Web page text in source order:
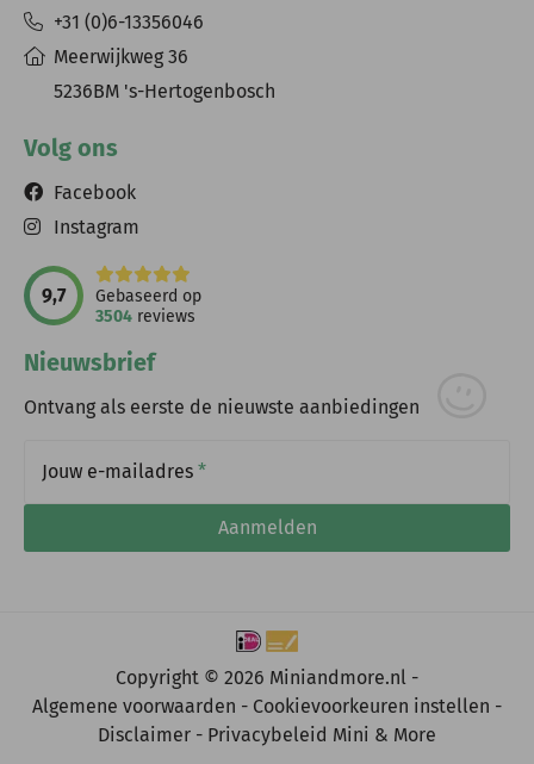
+31 (0)6-13356046
Meerwijkweg 36
5236BM 's-Hertogenbosch
Volg ons
Facebook
Instagram
9,7
Gebaseerd op
3504 reviews
Nieuwsbrief
Ontvang als eerste de nieuwste aanbiedingen
Jouw e-mailadres *
Aanmelden
Copyright © 2026 Miniandmore.nl -
Algemene voorwaarden
Cookievoorkeuren instellen
Disclaimer
Privacybeleid Mini & More